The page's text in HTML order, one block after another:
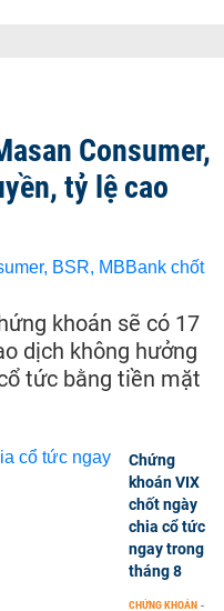
Consumer,
tỷ lệ cao
khoán sẽ có 17
dịch không hưởng
tức bằng tiền mặt
Chứng
khoán VIX
chốt ngày
chia cổ tức
ngay trong
tháng 8
CHỨNG KHOÁN -